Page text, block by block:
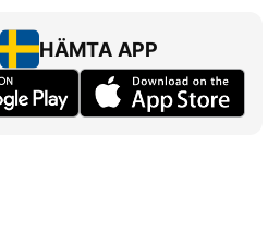
HÄMTA APP